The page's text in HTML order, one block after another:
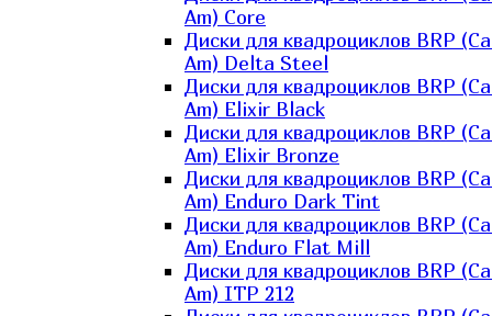
Am) Core
Диски для квадроциклов BRP
Am) Delta Steel
Диски для квадроциклов BRP
Am) Elixir Black
Диски для квадроциклов BRP
Am) Elixir Bronze
Диски для квадроциклов BRP
Am) Enduro Dark Tint
Диски для квадроциклов BRP
Am) Enduro Flat Mill
Диски для квадроциклов BRP
Am) ITP 212